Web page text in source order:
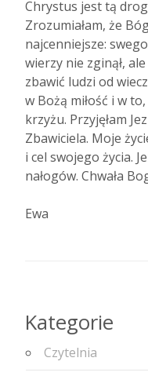
Chrystus jest tą
Zrozumiałam, że
najcenniejsze:
wierzy nie zginął,
zbawić ludzi od
w Bożą miłość i w
krzyżu. Przyjęłam
Zbawiciela. Moje
i cel swojego życia.
nałogów. Chwała
Ewa
Kategorie
Czytelnia